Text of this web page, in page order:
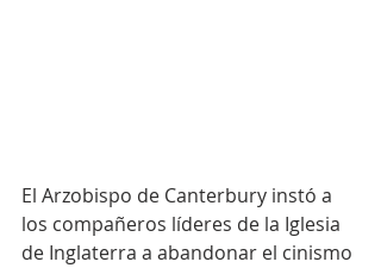
El Arzobispo de Canterbury instó a
los compañeros líderes de la Iglesia
de Inglaterra a abandonar el cinismo